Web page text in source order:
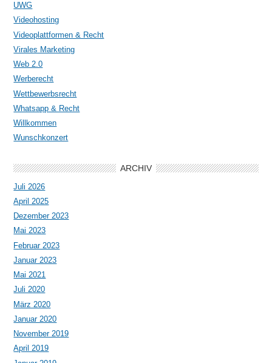
UWG
Videohosting
Videoplattformen & Recht
Virales Marketing
Web 2.0
Werberecht
Wettbewerbsrecht
Whatsapp & Recht
Willkommen
Wunschkonzert
ARCHIV
Juli 2026
April 2025
Dezember 2023
Mai 2023
Februar 2023
Januar 2023
Mai 2021
Juli 2020
März 2020
Januar 2020
November 2019
April 2019